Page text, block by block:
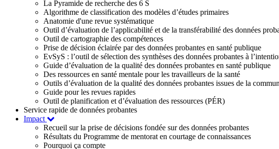
La Pyramide de recherche des 6 S
Algorithme de classification des modèles d’études primaires
Anatomie d'une revue systématique
Outil d’évaluation de l’applicabilité et de la transférabilité des données
Outil de cartographie des compétences
Prise de décision éclairée par des données probantes en santé publique
EvSyS : l’outil de sélection des synthèses des données probantes à
Guide d’évaluation de la qualité des données probantes en santé publique
Des ressources en santé mentale pour les travailleurs de la santé
Outils d’évaluation de la qualité des données probantes issues de la
Guide pour les revues rapides
Outil de planification et d’évaluation des ressources (PÉR)
Service rapide de données probantes
Impact
Recueil sur la prise de décisions fondée sur des données probantes
Résultats du Programme de mentorat en courtage de connaissances
Pourquoi ça compte